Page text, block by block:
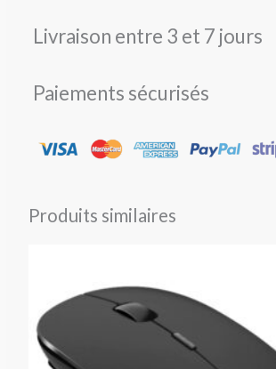
Livraison entre 3 et 7 jours
Paiements sécurisés
Produits similaires
était :
19,90 €.
est :
8,90 €.